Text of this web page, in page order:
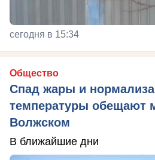
сегодня в 15:34
Общество
Спад жары и
температуры обещают
Волжском
В ближайшие дни